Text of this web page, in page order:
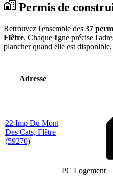
Permis de
Retrouvez l'ensemble des 37
Flêtre. Chaque ligne précise
plancher quand elle est
Adresse
22 Imp Du Mont
Des Cats, Flêtre
(59270)
PC Logement